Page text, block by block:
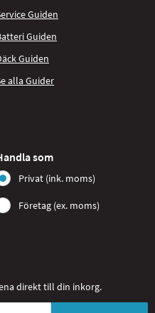
Guiden
Guiden
Guiden
alla Guider
som
Privat (ink. moms)
Företag (ex. moms)
direkt till din inkorg.